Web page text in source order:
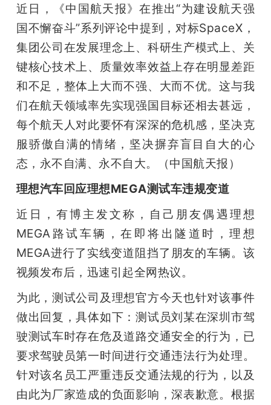
近日，《中国航天报》在推出“为建设航天强
国不懈奋斗”系列评论中提到，对标SpaceX，
集团公司在发展理念上、科研生产模式上、关
键核心技术上、质量效率效益上存在明显差距
和不足，整体上大而不强、大而不优。这与我
们在航天领域率先实现强国目标还相去甚远，
每个航天人对此要怀有深深的危机感，坚决克
服骄傲自满的情绪，坚决摒弃盲目自大的心
态，永不自满、永不自大。（中国航天报）
理想汽车回应理想MEGA测试车违规变道
近日，有博主发文称，自己朋友偶遇理想
MEGA路试车辆，在即将出隧道时，理想
MEGA进行了实线变道阻挡了朋友的车辆。该
视频发布后，迅速引起全网热议。
为此，测试公司及理想官方今天也针对该事件
做出回复，具体如下：测试员刘某在深圳市驾
驶测试车时存在危及道路交通安全的行为，已
要求驾驶员第一时间进行交通违法行为处理。
针对该名员工严重违反交通法规的行为，以及
由此为厂家造成的负面影响，深表歉意。根据